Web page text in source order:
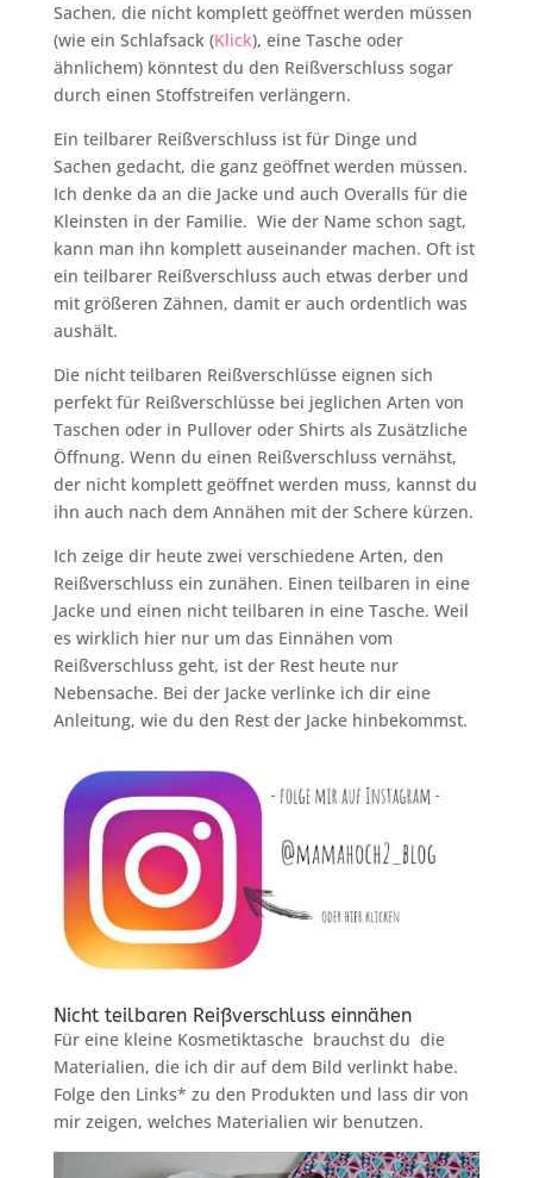
Sachen, die nicht komplett geöffnet werden müssen
(wie ein Schlafsack (Klick), eine Tasche oder
ähnlichem) könntest du den Reißverschluss sogar
durch einen Stoffstreifen verlängern.
Ein teilbarer Reißverschluss ist für Dinge und
Sachen gedacht, die ganz geöffnet werden müssen.
Ich denke da an die Jacke und auch Overalls für die
Kleinsten in der Familie. Wie der Name schon sagt,
kann man ihn komplett auseinander machen. Oft ist
ein teilbarer Reißverschluss auch etwas derber und
mit größeren Zähnen, damit er auch ordentlich was
aushält.
Die nicht teilbaren Reißverschlüsse eignen sich
perfekt für Reißverschlüsse bei jeglichen Arten von
Taschen oder in Pullover oder Shirts als Zusätzliche
Öffnung. Wenn du einen Reißverschluss vernähst,
der nicht komplett geöffnet werden muss, kannst du
ihn auch nach dem Annähen mit der Schere kürzen.
Ich zeige dir heute zwei verschiedene Arten, den
Reißverschluss ein zunähen. Einen teilbaren in eine
Jacke und einen nicht teilbaren in eine Tasche. Weil
es wirklich hier nur um das Einnähen vom
Reißverschluss geht, ist der Rest heute nur
Nebensache. Bei der Jacke verlinke ich dir eine
Anleitung, wie du den Rest der Jacke hinbekommst.
Nicht teilbaren Reißverschluss einnähen
Für eine kleine Kosmetiktasche brauchst du die
Materialien, die ich dir auf dem Bild verlinkt habe.
Folge den Links* zu den Produkten und lass dir von
mir zeigen, welches Materialien wir benutzen.